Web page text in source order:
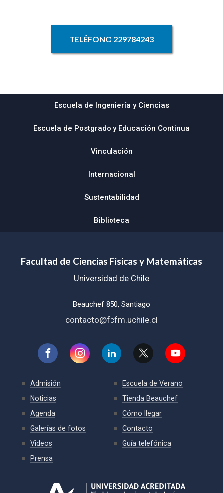
TELÉFONO 229784243
Escuela de Ingeniería y Ciencias
Escuela de Postgrado y Educación Continua
Vinculación
Internacional
Sustentabilidad
Biblioteca
Facultad de Ciencias Físicas y Matemáticas
Universidad de Chile
Beauchef 850, Santiago
contacto@fcfm.uchile.cl
Admisión
Noticias
Agenda
Galerías de fotos
Videos
Prensa
Escuela de Verano
Tienda Beauchef
Cómo llegar
Contacto
Guía telefónica